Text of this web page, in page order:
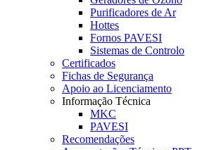
Purificadores de Ar
Hottes
Fornos PAVESI
Sistemas de Controlo
Certificados
Fichas de Segurança
Apoio ao Licenciamento
Informação Técnica
MKC
PAVESI
Recomendações